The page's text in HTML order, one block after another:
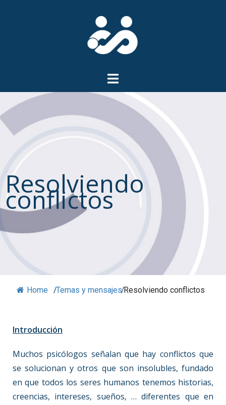
Resolviendo
conflictos
Home /Temas y mensajes/Resolviendo conflictos
Introducción
Muchos psicólogos señalan que hay conflictos que
se solucionan y otros que son insolubles, fundado
en que todos los seres humanos tenemos historias,
creencias, intereses, sueños, … diferentes que en